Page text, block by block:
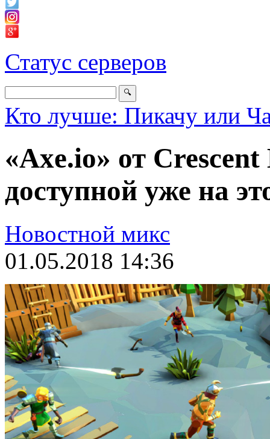
Статус серверов
Кто лучше: Пикачу или
«Axe.io» от
доступной уже на
Новостной микс
01.05.2018 14:36